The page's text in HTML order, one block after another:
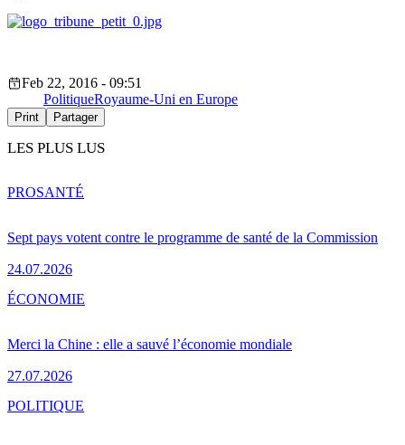
Feb 22, 2016 - 09:51
PolitiqueRoyaume-Uni en Europe
Print Partager
LES PLUS LUS
Sept pays votent contre le programme de santé de la Commission
24.07.2026
PROSANTÉ
Merci la Chine : elle a sauvé l’économie mondiale
27.07.2026
ÉCONOMIE
POLITIQUE